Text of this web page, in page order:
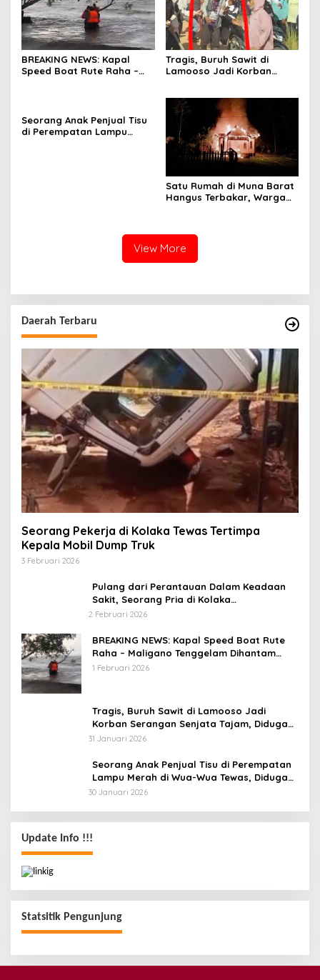
BREAKING NEWS: Kapal
Speed Boat Rute Raha –
Tragis, Buruh Sawit di
Lamooso Jadi Korban
Seorang Anak Penjual Tisu
di Perempatan Lampu
Satu Rumah di Muna Barat
Hangus Terbakar, Warga
View More
Daerah Terbaru
Seorang Pekerja di Kolaka Tewas Tertimpa
Kepala Mobil Dump Truk
3 Februari 2026
Pulang dari Perantauan Dalam Keadaan
Sakit, Seorang Pria di Kolaka
Diterlantarkan Istri
2 Februari 2026
BREAKING NEWS: Kapal Speed Boat Rute
Raha – Maligano Tenggelam Dihantam
Angin dan Ombak Tinggi
1 Februari 2026
Tragis, Buruh Sawit di Lamooso Jadi
Korban Serangan Senjata Tajam, Diduga
Terkait Tanah
31 Januari 2026
Seorang Anak Penjual Tisu di Perempatan
Lampu Merah di Wua-Wua Tewas, Diduga
Jadi Korban Tabrak Lari
30 Januari 2026
Update Info !!!
Statsitik Pengunjung